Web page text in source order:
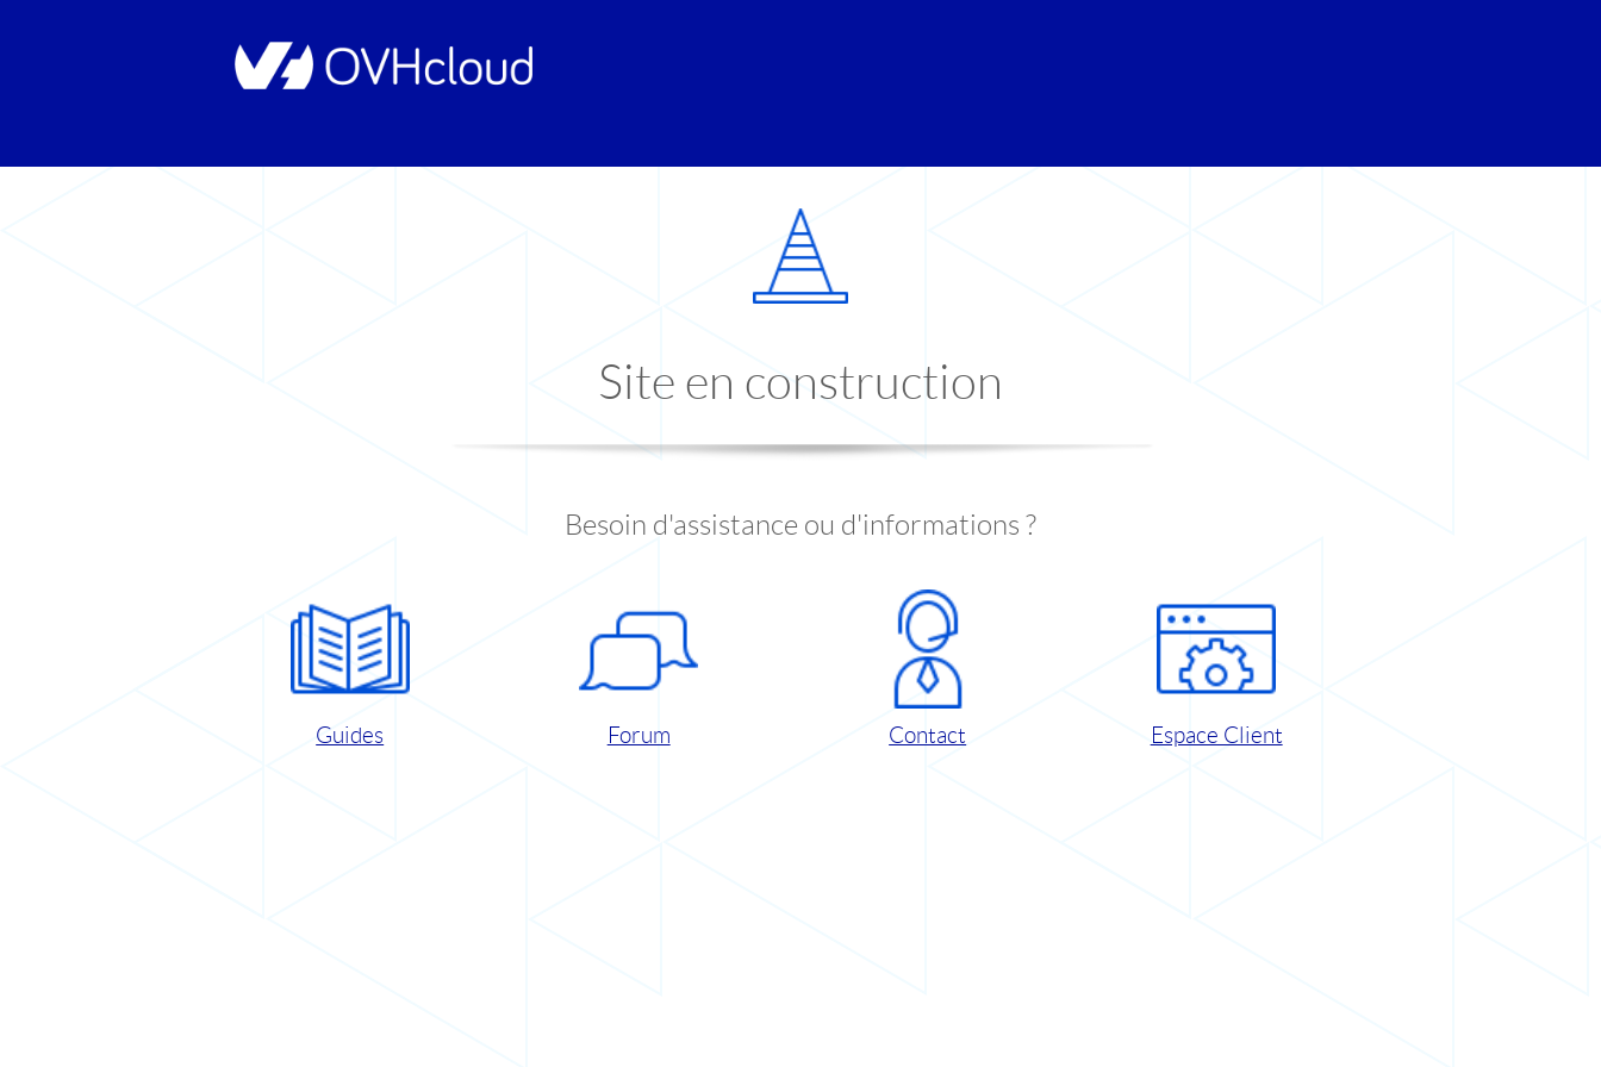
Site en construction
Besoin d'assistance ou d'informations ?
Guides Forum Contact Espace Client